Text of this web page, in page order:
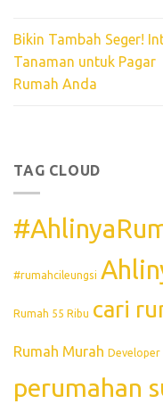
Bikin Tambah Seger!
Tanaman untuk Pagar
Rumah Anda
TAG CLOUD
#rumahcileungsi
Rumah 55 Ribu cari
Rumah Murah Developer
perumahan